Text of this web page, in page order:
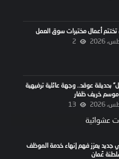
تختتم أعمال مختبرات سوق العمل
2
بحديقة عوقد.. وجهة عائلية ترفيهية
موسم خريف ظفار
13
عشوائية
جديد يعزز فهم إنهاء خدمة الموظف
عُمان